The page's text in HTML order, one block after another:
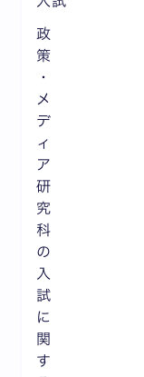
政
策
・
メ
デ
ィ
ア
研
究
科
の
入
試
に
関
す